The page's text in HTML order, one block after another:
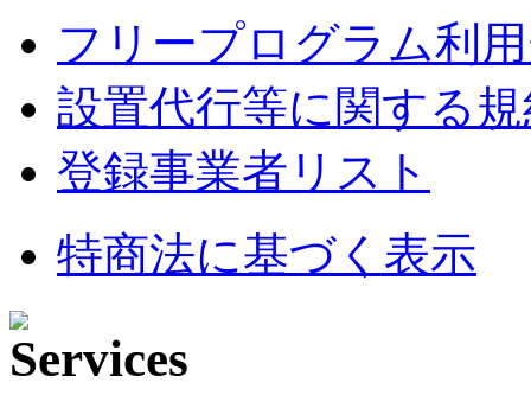
フリープログラム利
設置代行等に関する
登録事業者リスト
特商法に基づく表示